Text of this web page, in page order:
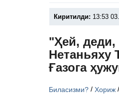
Киритилди: 13:53
"Ҳей, деди,
Нетаньяху
Ғазога
Биласизми? /Хориж